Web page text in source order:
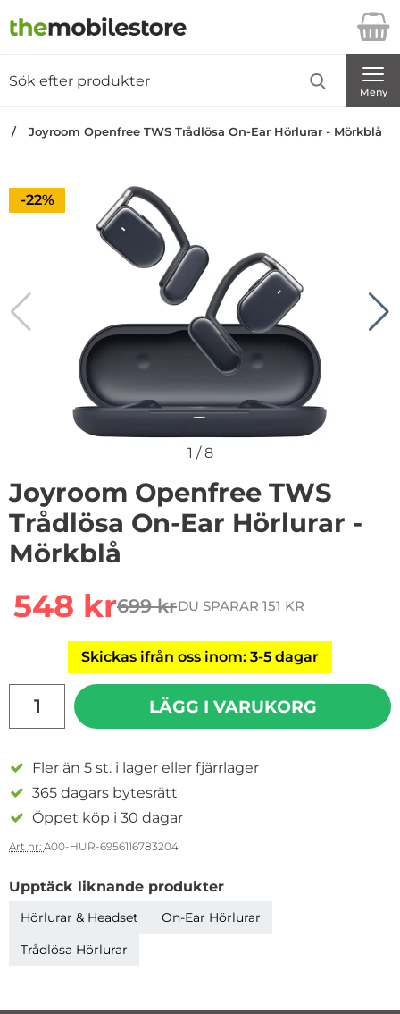
Startsidan för Danira Telecom AB
Meny
Joyroom Openfree TWS Trådlösa On-Ear Hörlurar - Mörkblå
Priset är nedsatt med
-22%
1 /8
Joyroom Openfree TWS
Trådlösa On-Ear Hörlurar -
Mörkblå
rea pris
548 krtidigare pris
699 krDU SPARAR 151 KR
Skickas ifrån oss inom: 3-5 dagar
LÄGG I VARUKORG
Fler än 5 st. i lager eller fjärrlager
365 dagars bytesrätt
Öppet köp i 30 dagar
Art nr: A00-HUR-6956116783204
Upptäck liknande produkter
Hörlurar & Headset
On-Ear Hörlurar
Trådlösa Hörlurar